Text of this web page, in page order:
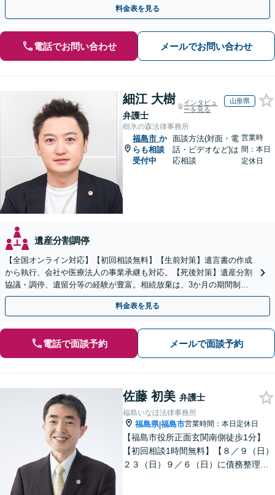
料金表を見る
電話でお問い合わせ メールでお問い合わせ
細江 大樹
弁護士
インタビュ
ーを見る
山形県
樹氷の森法律事務所
福島市 か
らも相談
受付中
面談方法(対面・電
話・ビデオなど)は
応相談
営業時
間：本日
定休日
遺産分割調停
【全国オンライン対応】【初回相談無料】【生前対策】遺言書の作成
から執行、会社や医療法人の事業承継も対応。【死後対策】遺産分割
協議・調停、遺留分等の経験が豊富。相続放棄は、3か月の期間制限
があるため、お早めにご相談ください。【無料駐車場あり】
料金表を見る
電話で面談予約 メールで面談予約
佐藤 初美 弁護士
福島いなほ法律事務所
福島県|福島市営業時間：本日定休日
【福島市役所正面玄関南側徒歩1分】
【初回相談1時間無料】【８／９（日）
２３（日）９／６（日）に債務整理・